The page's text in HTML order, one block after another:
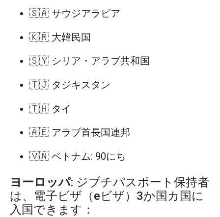
🇸🇦 サウジアラビア
🇰🇷 大韓民国
🇸🇾 シリア・アラブ共和国
🇹🇯 タジキスタン
🇹🇭 タイ
🇦🇪 アラブ首長国連邦
🇻🇳 ベトナム: 90にち
ヨーロッパ: ジブチパスポート保持者
は、電子ビザ（eビザ）3か国カ国に
入国できます：